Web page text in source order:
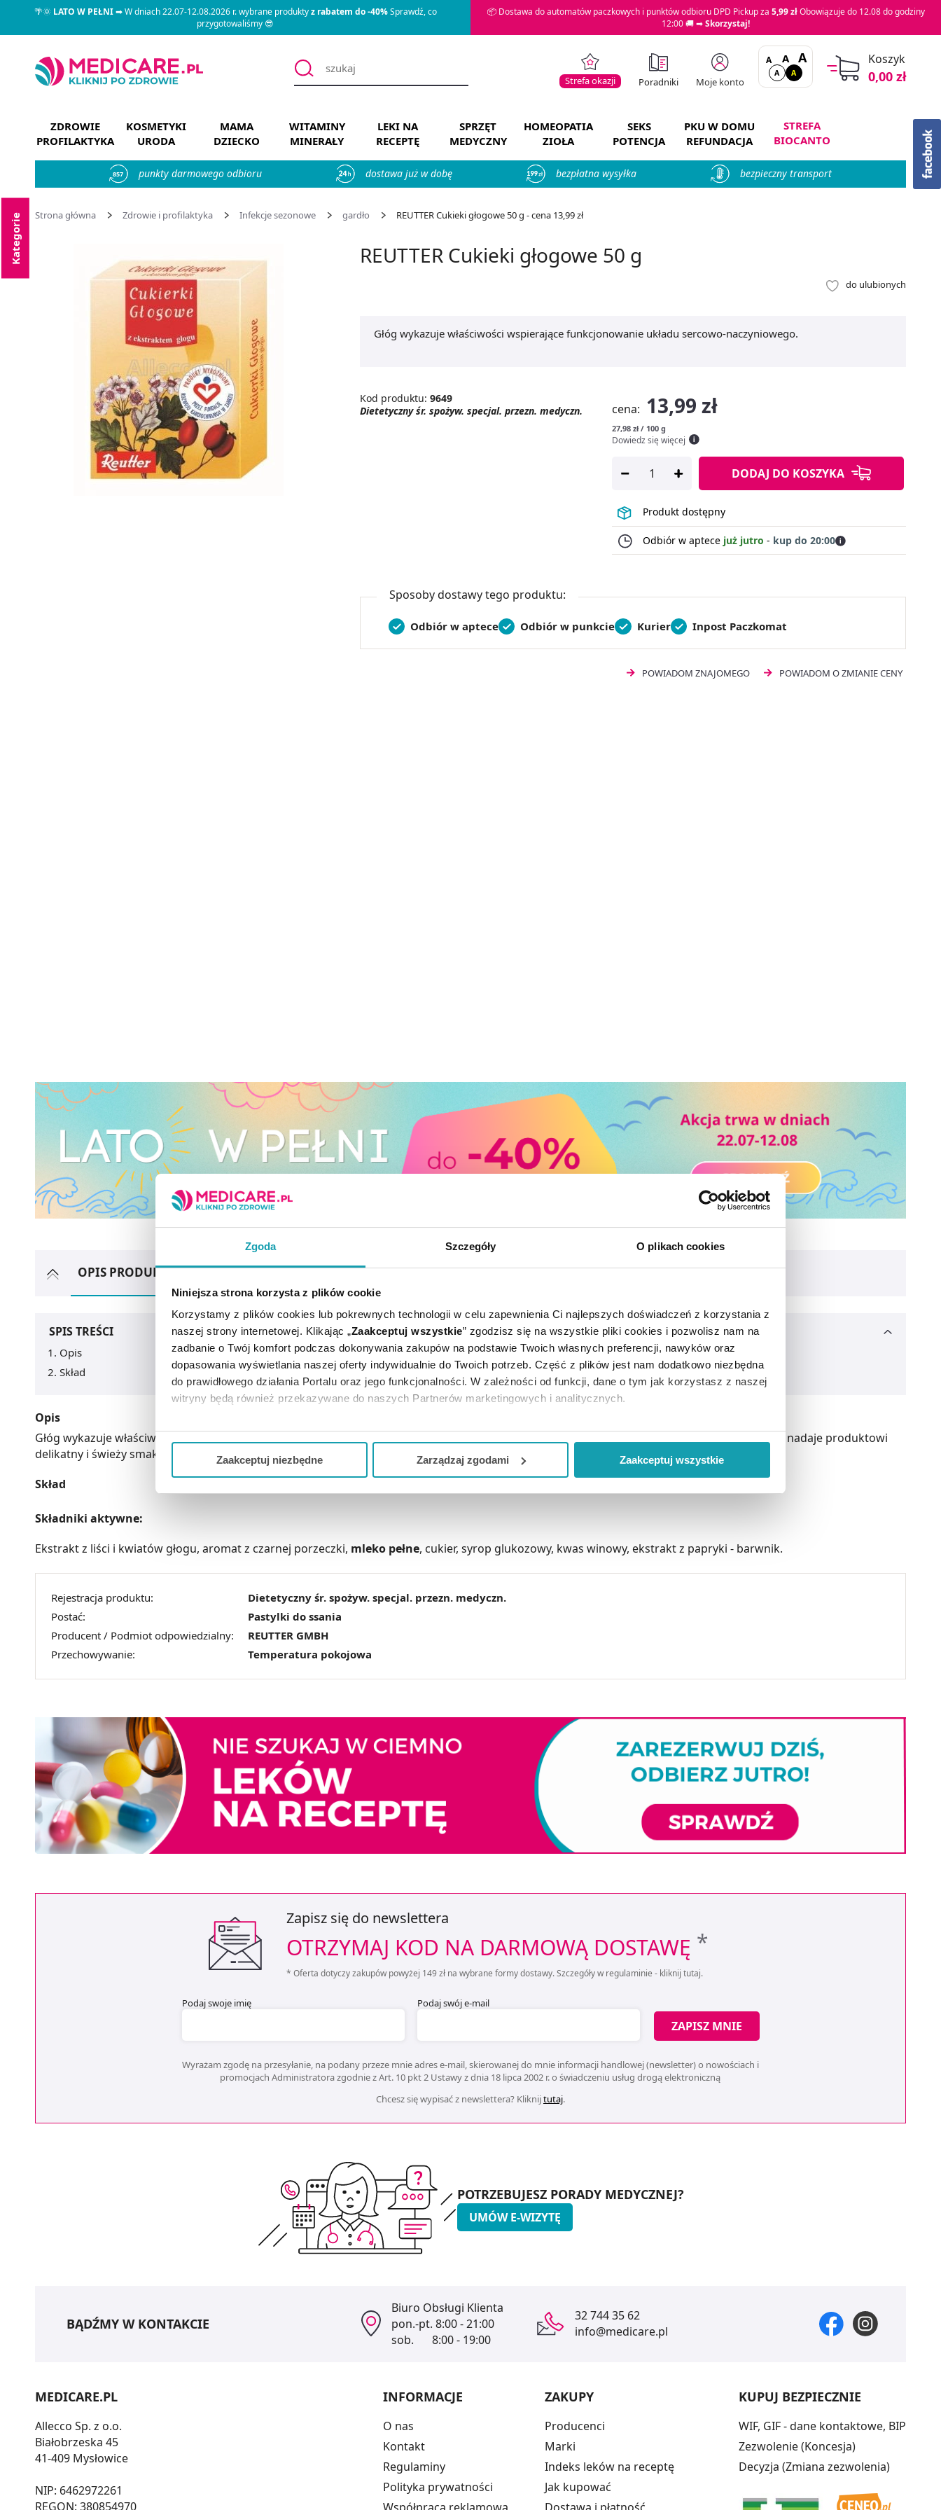
Zgoda Szczegóły O plikach cookies
Niniejsza strona korzysta z plików cookie
Korzystamy z plików cookies lub pokrewnych technologii w celu zapewnienia Ci najlepszych doświadczeń z korzystania z
naszej strony internetowej. Klikając „Zaakceptuj wszystkie” zgodzisz się na wszystkie pliki cookies i pozwolisz nam na
zadbanie o Twój komfort podczas dokonywania zakupów na podstawie Twoich własnych preferencji, nawyków oraz
dopasowania wyświetlania naszej oferty indywidualnie do Twoich potrzeb. Część z plików jest nam dodatkowo niezbędna
do prawidłowego działania Portalu oraz jego funkcjonalności. W zależności od funkcji, dane o tym jak korzystasz z naszej
witryny będą również przekazywane do naszych Partnerów marketingowych i analitycznych.
Jeżeli chcesz dostosować swoją zgodę i wybrać tylko niektóre dodatkowe funkcje, z którymi wiąże się zbieranie danych o
Zaakceptuj niezbędne Zarządzaj zgodami Zaakceptuj wszystkie
🌴🌞LATO W PEŁNI➡ W dniach 22.07-12.08.2026 r. wybrane produktyz rabatem do -40%Sprawdź, co
przygotowaliśmy 😎
📦 Dostawa do automatów paczkowych i punktów odbioru DPD Pickup za 5,99 złObowiązuje do 12.08 do godziny
12:00 🚚 ➡Skorzystaj!
Strefa okazji Poradniki Moje konto
A A A
A A
Koszyk
0,00 zł
ZDROWIE
PROFILAKTYKA
KOSMETYKI
URODA
MAMA
DZIECKO
WITAMINY
MINERAŁY
LEKI NA
RECEPTĘ
SPRZĘT
MEDYCZNY
HOMEOPATIA
ZIOŁA
SEKS
POTENCJA
PKU W DOMU
REFUNDACJA
STREFA
BIOCANTO
857 punkty darmowego odbioru dostawa już w dobę bezpłatna wysyłka bezpieczny transport
Strona główna Zdrowie i profilaktyka Infekcje sezonowe gardło REUTTER Cukieki głogowe 50 g - cena 13,99 zł
Kategorie REUTTER Cukieki głogowe 50 g
do ulubionych
Głóg wykazuje właściwości wspierające funkcjonowanie układu sercowo-naczyniowego.
Kod produktu: 9649
Dietetyczny śr. spożyw. specjal. przezn. medyczn.
cena: 13,99 zł
27,98 zł / 100 g
Dowiedz się więcej
DODAJ DO KOSZYKA
Produkt dostępny
Odbiór w aptece już jutro - kup do 20:00
Sposoby dostawy tego produktu:
Odbiór w aptece Odbiór w punkcie Kurier Inpost Paczkomat
POWIADOM ZNAJOMEGO POWIADOM O ZMIANIE CENY
OPIS PRODUKTU ZOBACZ TEŻ ARTYKUŁY MOŻE CI SIĘ PRZYDAĆ
SPIS TREŚCI
Opis
Skład
Opis
Głóg wykazuje właściwości wspierające funkcjonowanie układu sercowo-naczyniowego. Dodatkowo zastosowany aromat z czarnej porzeczki nadaje produktowi
delikatny i świeży smak.
Skład
Składniki aktywne:
Ekstrakt z liści i kwiatów głogu, aromat z czarnej porzeczki, mleko pełne, cukier, syrop glukozowy, kwas winowy, ekstrakt z papryki - barwnik.
Rejestracja produktu:
Dietetyczny śr. spożyw. specjal. przezn. medyczn.
Postać:
Pastylki do ssania
Producent / Podmiot odpowiedzialny:
REUTTER GMBH
Przechowywanie:
Temperatura pokojowa
Zapisz się do newslettera
OTRZYMAJ KOD NA DARMOWĄ DOSTAWĘ *
* Oferta dotyczy zakupów powyżej 149 zł na wybrane formy dostawy. Szczegóły w regulaminie - kliknij tutaj.
Podaj swoje imię Podaj swój e-mail
ZAPISZ MNIE
Wyrażam zgodę na przesyłanie, na podany przeze mnie adres e-mail, skierowanej do mnie informacji handlowej (newsletter) o nowościach i
promocjach Administratora zgodnie z Art. 10 pkt 2 Ustawy z dnia 18 lipca 2002 r. o świadczeniu usług drogą elektroniczną
Chcesz się wypisać z newslettera? Kliknijtutaj.
POTRZEBUJESZ PORADY MEDYCZNEJ?
UMÓW E-WIZYTĘ
BĄDŹMY W KONTAKCIE
Biuro Obsługi Klienta
pon.-pt. 8:00 - 21:00
sob.
8:00 - 19:00
32 744 35 62
info@medicare.pl
MEDICARE.PL
Allecco Sp. z o.o.
Białobrzeska 45
41-409 Mysłowice
NIP: 6462972261
REGON: 380854970
INFORMACJE
O nas
Kontakt
Regulaminy
Polityka prywatności
ZAKUPY
Producenci
Marki
Indeks leków na receptę
Jak kupować
KUPUJ BEZPIECZNIE
WIF, GIF - dane kontaktowe, BIP
Zezwolenie (Koncesja)
Decyzja (Zmiana zezwolenia)